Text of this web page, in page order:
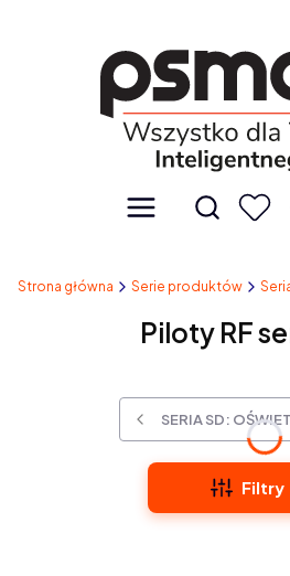
Menu Otwórz
Szukaj
Strona główna Serie produktów
Piloty RF
SERIA SD:
Filtry